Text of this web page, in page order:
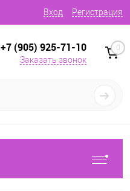
Вход Регистрация
+7 (905) 925-71-10
Заказать звонок
0